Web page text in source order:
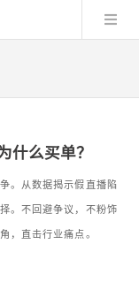
什么买单？
。从数据揭示假直播陷
。不回避争议，不粉饰
，直击行业痛点。